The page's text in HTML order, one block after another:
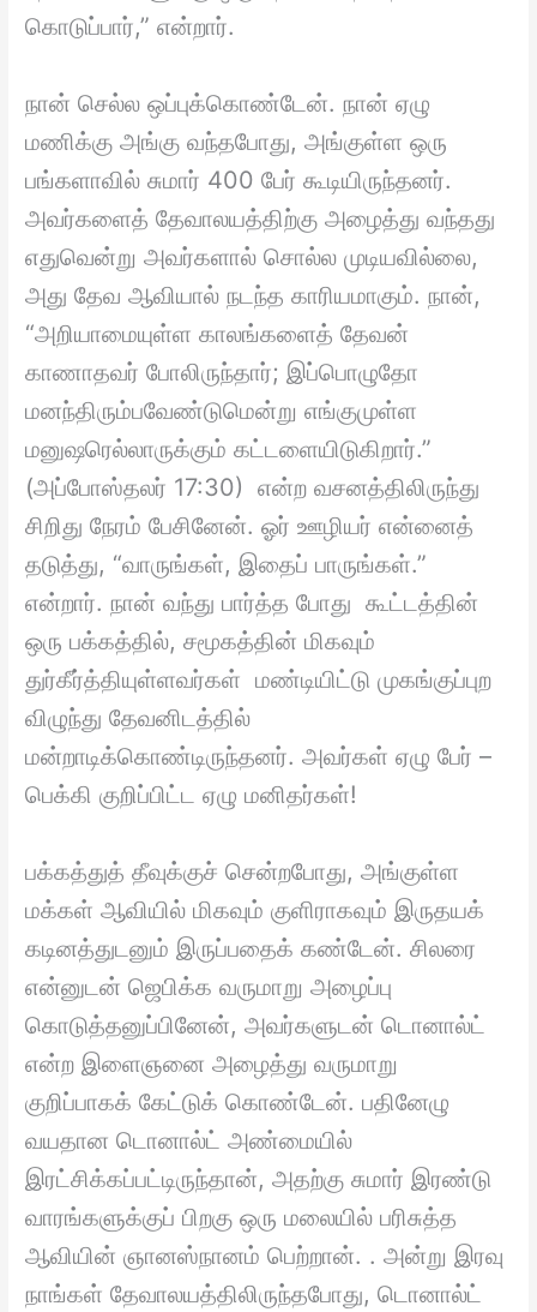
கொடுப்பார்,” என்றார்.
நான் செல்ல ஒப்புக்கொண்டேன். நான் ஏழு
மணிக்கு அங்கு வந்தபோது, அங்குள்ள ஒரு
பங்களாவில் சுமார் 400 பேர் கூடியிருந்தனர்.
அவர்களைத் தேவாலயத்திற்கு அழைத்து வந்தது
எதுவென்று அவர்களால் சொல்ல முடியவில்லை,
அது தேவ ஆவியால் நடந்த காரியமாகும். நான்,
“அறியாமையுள்ள காலங்களைத் தேவன்
காணாதவர் போலிருந்தார்; இப்பொழுதோ
மனந்திரும்பவேண்டுமென்று எங்குமுள்ள
மனுஷரெல்லாருக்கும் கட்டளையிடுகிறார்.”
(அப்போஸ்தலர் 17:30) என்ற வசனத்திலிருந்து
சிறிது நேரம் பேசினேன். ஓர் ஊழியர் என்னைத்
தடுத்து, “வாருங்கள், இதைப் பாருங்கள்.”
என்றார். நான் வந்து பார்த்த போது கூட்டத்தின்
ஒரு பக்கத்தில், சமூகத்தின் மிகவும்
துர்கீர்த்தியுள்ளவர்கள் மண்டியிட்டு முகங்குப்புற
விழுந்து தேவனிடத்தில்
மன்றாடிக்கொண்டிருந்தனர். அவர்கள் ஏழு பேர் –
பெக்கி குறிப்பிட்ட ஏழு மனிதர்கள்!
பக்கத்துத் தீவுக்குச் சென்றபோது, அங்குள்ள
மக்கள் ஆவியில் மிகவும் குளிராகவும் இருதயக்
கடினத்துடனும் இருப்பதைக் கண்டேன். சிலரை
என்னுடன் ஜெபிக்க வருமாறு அழைப்பு
கொடுத்தனுப்பினேன், அவர்களுடன் டொனால்ட்
என்ற இளைஞனை அழைத்து வருமாறு
குறிப்பாகக் கேட்டுக் கொண்டேன். பதினேழு
வயதான டொனால்ட் அண்மையில்
இரட்சிக்கப்பட்டிருந்தான், அதற்கு சுமார் இரண்டு
வாரங்களுக்குப் பிறகு ஒரு மலையில் பரிசுத்த
ஆவியின் ஞானஸ்நானம் பெற்றான். . அன்று இரவு
நாங்கள் தேவாலயத்திலிருந்தபோது, டொனால்ட்